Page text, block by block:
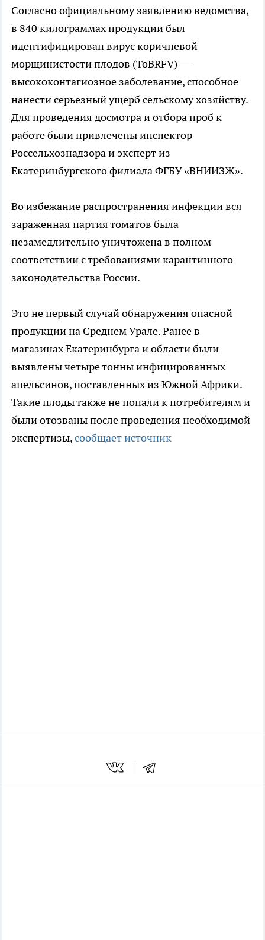
Согласно официальному заявлению ведомства,
в 840 килограммах продукции был
идентифицирован вирус коричневой
морщинистости плодов (ToBRFV) —
высококонтагиозное заболевание, способное
нанести серьезный ущерб сельскому хозяйству.
Для проведения досмотра и отбора проб к
работе были привлечены инспектор
Россельхознадзора и эксперт из
Екатеринбургского филиала ФГБУ «ВНИИЗЖ».
Во избежание распространения инфекции вся
зараженная партия томатов была
незамедлительно уничтожена в полном
соответствии с требованиями карантинного
законодательства России.
Это не первый случай обнаружения опасной
продукции на Среднем Урале. Ранее в
магазинах Екатеринбурга и области были
выявлены четыре тонны инфицированных
апельсинов, поставленных из Южной Африки.
Такие плоды также не попали к потребителям и
были отозваны после проведения необходимой
экспертизы,сообщает источник